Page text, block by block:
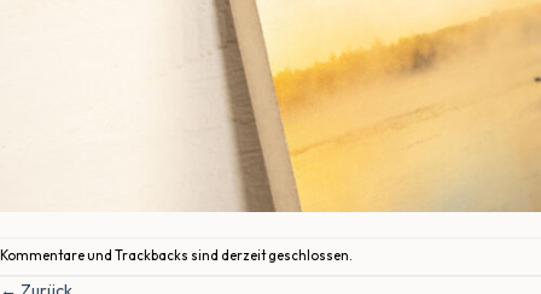
Kommentare und Trackbacks sind derzeit geschlossen.